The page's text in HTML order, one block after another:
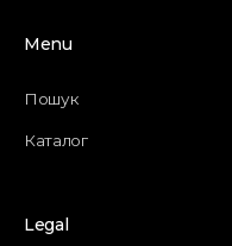
Menu
Пошук
Каталог
Legal